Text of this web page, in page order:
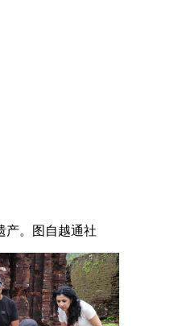
产。图自越通社